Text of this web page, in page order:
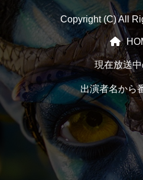
Copyright (C) All
現在放送
出演者名から